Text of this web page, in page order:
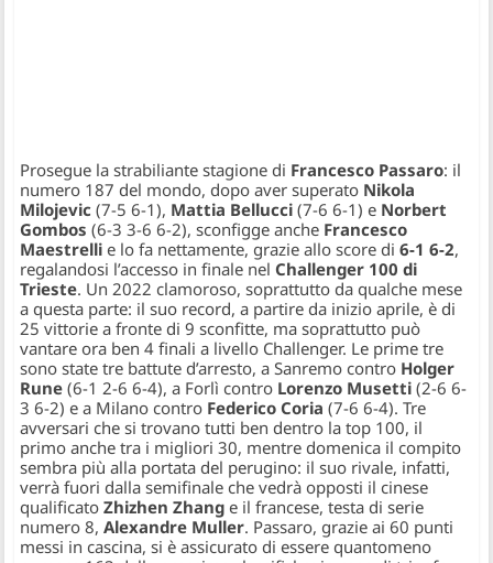
Prosegue la strabiliante stagione di Francesco Passaro: il
numero 187 del mondo, dopo aver superato Nikola
Milojevic (7-5 6-1), Mattia Bellucci (7-6 6-1) e Norbert
Gombos (6-3 3-6 6-2), sconfigge anche Francesco
Maestrelli e lo fa nettamente, grazie allo score di6-1 6-2,
regalandosi l’accesso in finale nelChallenger 100 di
Trieste. Un 2022 clamoroso, soprattutto da qualche mese
a questa parte: il suo record, a partire da inizio aprile, è di
25 vittorie a fronte di 9 sconfitte, ma soprattutto può
vantare ora ben 4 finali a livello Challenger. Le prime tre
sono state tre battute d’arresto, a Sanremo contro Holger
Rune (6-1 2-6 6-4), a Forlì contro Lorenzo Musetti (2-6 6-
3 6-2) e a Milano contro Federico Coria (7-6 6-4). Tre
avversari che si trovano tutti ben dentro la top 100, il
primo anche tra i migliori 30, mentre domenica il compito
sembra più alla portata del perugino: il suo rivale, infatti,
verrà fuori dalla semifinale che vedrà opposti il cinese
qualificatoZhizhen Zhang e il francese, testa di serie
numero 8,Alexandre Muller. Passaro, grazie ai 60 punti
messi in cascina, si è assicurato di essere quantomeno